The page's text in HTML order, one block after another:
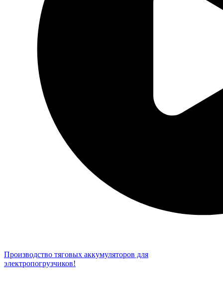
Производство тяговых аккумуляторов для
электропогрузчиков!